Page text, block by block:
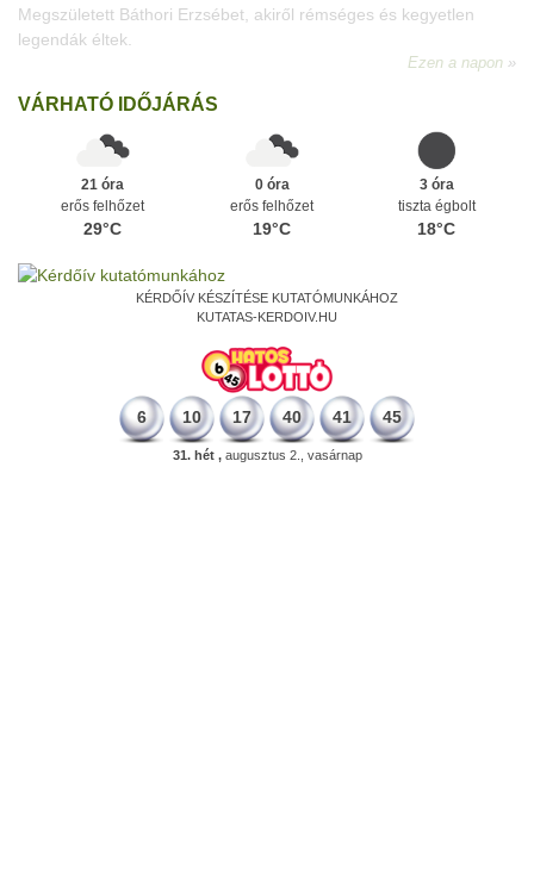
Megszületett Kondor Gusztáv csillagász, matematikus, egyetemi
tanár, akadémikus.
Ezen a napon
VÁRHATÓ IDŐJÁRÁS
21 óra
erős felhőzet
29°C
0 óra
erős felhőzet
19°C
3 óra
tiszta égbolt
18°C
KÉRDŐÍV KÉSZÍTÉSE KUTATÓMUNKÁHOZ
KUTATAS-KERDOIV.HU
6 10 17 40 41 45
31. hét ,augusztus 2., vasárnap